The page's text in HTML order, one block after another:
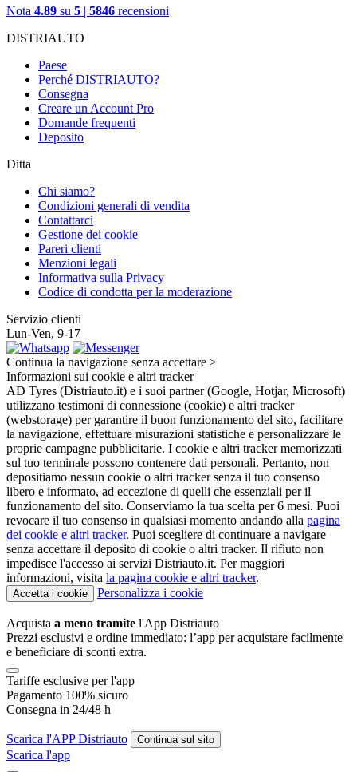
Nota 4.89 su 5 | 5846 recensioni
DISTRIAUTO
Paese
Perché DISTRIAUTO?
Consegna
Creare un Account Pro
Domande frequenti
Deposito
Ditta
Chi siamo?
Condizioni generali di vendita
Contattarci
Gestione dei cookie
Pareri clienti
Menzioni legali
Informativa sulla Privacy
Codice di condotta per la moderazione
Servizio clienti
Lun-Ven, 9-17
Continua la navigazione senza accettare >
Informazioni sui cookie e altri tracker
AD Tyres (Distriauto.it) e i suoi partner (Google, Hotjar, Microsoft)
utilizzano testimoni di connessione (cookie) e altri tracker
(webstorage) per garantire il buon funzionamento del sito, facilitare
la navigazione, effettuare misurazioni statistiche e personalizzare le
proprie campagne pubblicitarie. I cookie e altri tracker memorizzati
sul tuo terminale possono contenere dati personali. Pertanto, non
depositiamo nessun cookie o altri tracker senza il tuo consenso
libero e informato, ad eccezione di quelli che essenziali per il
funzionamento del sito. Conserviamo la tua scelta per 6 mesi. Puoi
revocare il tuo consenso in qualsiasi momento andando alla pagina
dei cookie e altri tracker. Puoi scegliere di continuare a navigare
senza accettare il deposito di cookie o altri tracker. Il rifiuto non
impedisce l'accesso ai servizi Distriauto.it. Per maggiori
informazioni, visita la pagina cookie e altri tracker.
Accetta i cookie Personalizza i cookie
Acquista a meno tramite l'App Distriauto
Prezzi esclusivi e ordine immediato: l’app per acquistare facilmente
e beneficiare di sconti extra.
Tariffe esclusive per l'app
Pagamento 100% sicuro
Consegna in 24/48 h
Scarica l'APP Distriauto Continua sul sito
Scarica l'app